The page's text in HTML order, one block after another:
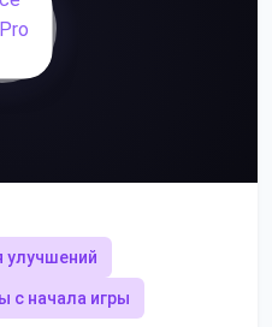
улучшений
с начала игры